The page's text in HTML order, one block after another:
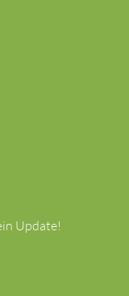
Update!